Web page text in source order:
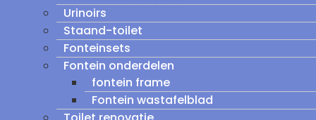
Urinoirs
Staand-toilet
Fonteinsets
Fontein onderdelen
fontein frame
Fontein wastafelblad